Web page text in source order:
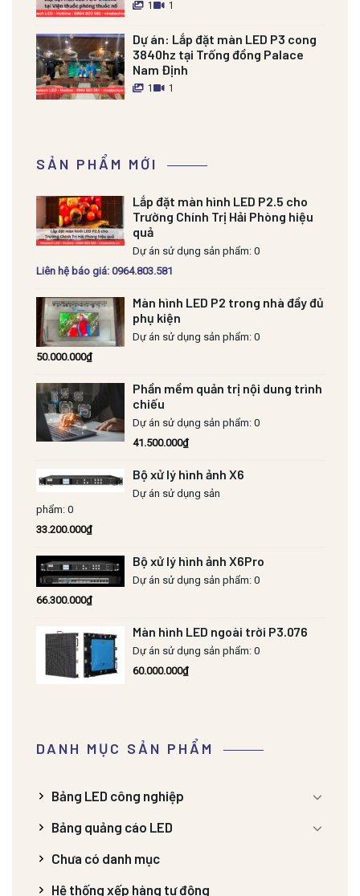
1 1
Dự án: Lắp đặt màn LED P3 cong
3840hz tại Trống đồng Palace
Nam Định
1 1
SẢN PHẨM MỚI
Lắp đặt màn hình LED P2.5 cho
Trường Chính Trị Hải Phòng hiệu
quả
Dự án sử dụng sản phẩm: 0
Liên hệ báo giá: 0964.803.581
Màn hình LED P2 trong nhà đầy đủ
phụ kiện
Dự án sử dụng sản phẩm: 0
50.000.000₫
Phần mềm quản trị nội dung trình
chiếu
Dự án sử dụng sản phẩm: 0
41.500.000₫
Bộ xử lý hình ảnh X6
Dự án sử dụng sản
phẩm: 0
33.200.000₫
Bộ xử lý hình ảnh X6Pro
Dự án sử dụng sản phẩm: 0
66.300.000₫
Màn hình LED ngoài trời P3.076
Dự án sử dụng sản phẩm: 0
60.000.000₫
DANH MỤC SẢN PHẨM
Bảng LED công nghiệp
Bảng quảng cáo LED
Chưa có danh mục
Hệ thống xếp hàng tự động